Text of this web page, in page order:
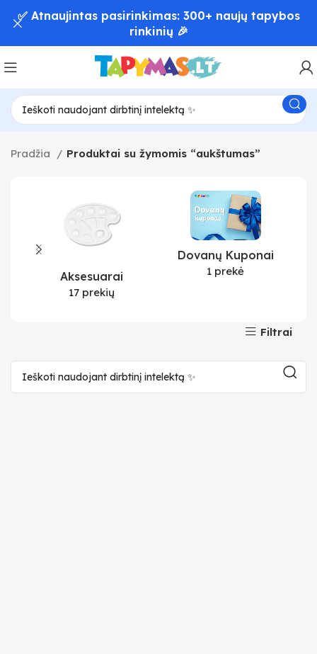
Pradžia Produktai su žymomis “aukštumas”
Aksesuarai
17 prekių
Dovanų Kuponai
1 prekė
Filtrai
✅ Atnaujintas pasirinkimas: 300+ naujų tapybos
rinkinių 🎉